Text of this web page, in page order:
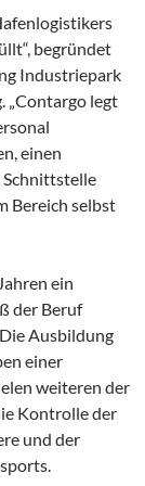
begründet
Industriepark
„Contargo legt
einen
Schnittstelle
Bereich selbst
ein
der Beruf
Ausbildung
einer
weiteren der
Kontrolle der
und der